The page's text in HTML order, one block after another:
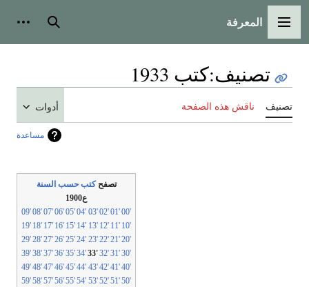
الرئيسية
المعرفة بحث أدوات
تصنيف:كتب 1933
ناقش هذه الصفحة
مساعدة
كتب حسب السنة
'03
'04
'05
'06
'07
'08
'09
'13
'14
'15
'16
'17
'18
'19
'23
'24
'25
'26
'27
'28
'29
'33
'34
'35
'36
'37
'38
'39
'43
'44
'45
'46
'47
'48
'49
'53
'54
'55
'56
'57
'58
'59